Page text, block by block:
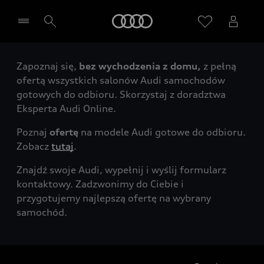
Wybierz Twojego Partnera Audi
Zapoznaj się, bez wychodzenia z domu, z pełną
ofertą wszystkich salonów Audi samochodów
gotowych do odbioru. Skorzystaj z doradztwa
Eksperta Audi Online.
Poznaj ofertę na modele Audi gotowe do odbioru.
Zobacz tutaj.
Znajdź swoje Audi, wypełnij i wyślij formularz
kontaktowy. Zadzwonimy do Ciebie i
przygotujemy najlepszą ofertę na wybrany
samochód.